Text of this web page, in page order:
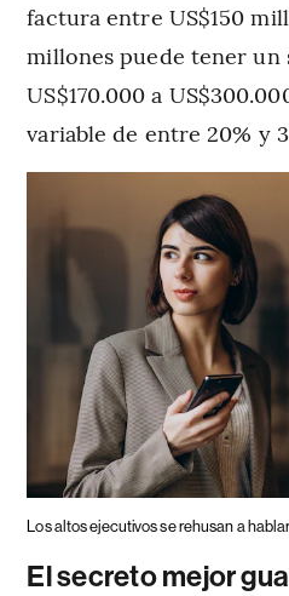
factura entre US$150
millones puede tener un
US$170.000 a
variable de entre 20% y
Los altos ejecutivos se rehusan a
El secreto mejor